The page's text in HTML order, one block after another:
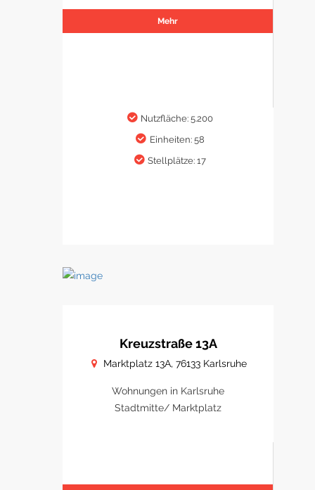
Mehr
Nutzfläche: 5.200
Einheiten: 58
Stellplätze: 17
Kreuzstraße 13A
Marktplatz 13A, 76133 Karlsruhe
Wohnungen in Karlsruhe
Stadtmitte/ Marktplatz